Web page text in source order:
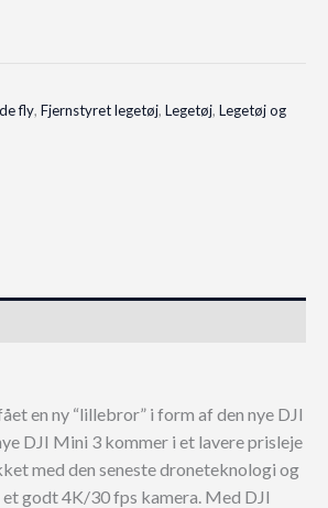
fly, Fjernstyret legetøj, Legetøj, Legetøj og
en ny “lillebror” i form af den nye DJI
DJI Mini 3 kommer i et lavere prisleje
med den seneste droneteknologi og
godt 4K/30 fps kamera. Med DJI